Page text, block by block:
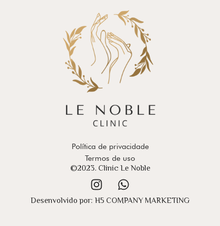
Política de privacidade
Termos de uso
©2023. Clinic Le Noble
Desenvolvido por: H5 COMPANY MARKETING